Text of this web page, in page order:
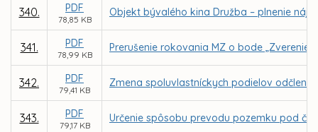
340. PDF
78,85 KB
Objekt bývalého kina Družba – plnenie
341. PDF
78,99 KB
Prerušenie rokovania MZ o bode „Zverenie
342. PDF
79,41 KB
Zmena spoluvlastníckych podielov
343. PDF
79,17 KB
Určenie spôsobu prevodu pozemku pod